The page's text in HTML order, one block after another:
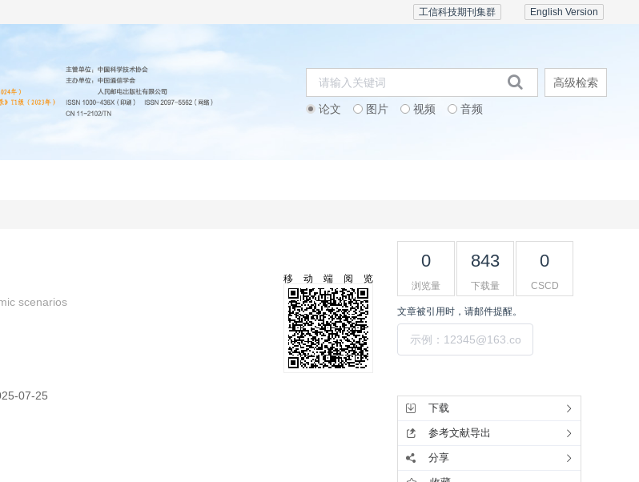
English Version
工信科技期刊集群
论文 图片 视频 音频
高级检索
scenarios
07-25
移动端阅览
0
浏览量
843
下载量
0
CSCD
文章被引用时，请邮件提醒。
下载
参考文献导出
分享